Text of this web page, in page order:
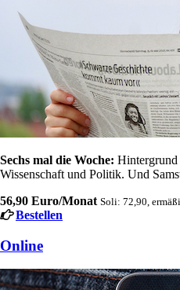
Sechs mal die Woche:
Wissenschaft und Politik. Und
56,90 Euro/Monat Soli: 72,90,
Bestellen
Online